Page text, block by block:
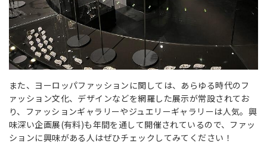
また、ヨーロッパファッションに関しては、あらゆる時代のフ
ァッション文化、デザインなどを網羅した展示が常設されてお
り、ファッションギャラリーやジュエリーギャラリーは人気。興
味深い企画展(有料)も年間を通して開催されているので、ファッ
ションに興味がある人はぜひチェックしてみてください！